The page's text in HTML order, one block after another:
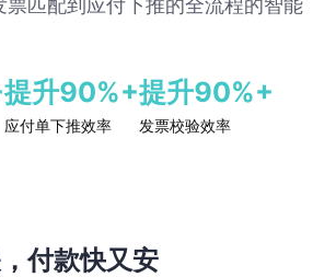
票匹配到应付下推的全流程的智能
提升90%+
应付单下推效率
提升90%+
发票校验效率
付款快又安